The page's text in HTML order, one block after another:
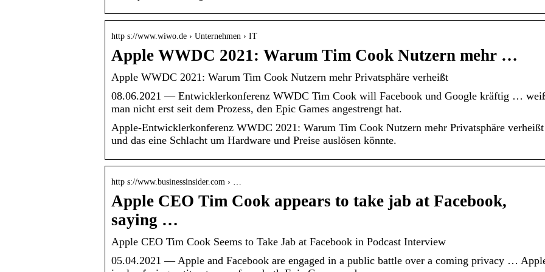
http s://www.wiwo.de › Unternehmen › IT
Apple WWDC 2021: Warum Tim Cook Nutzern mehr …
Apple WWDC 2021: Warum Tim Cook Nutzern mehr Privatsphäre verheißt
08.06.2021 — Entwicklerkonferenz WWDC Tim Cook will Facebook und Google kräftig …
man nicht erst seit dem Prozess, den Epic Games angestrengt hat.
Apple-Entwicklerkonferenz WWDC 2021: Warum Tim Cook Nutzern mehr Privatsphäre
und das eine Schlacht um Hardware und Preise auslösen könnte.
http s://www.businessinsider.com › …
Apple CEO Tim Cook appears to take jab at Facebook,
saying …
Apple CEO Tim Cook Seems to Take Jab at Facebook in Podcast Interview
05.04.2021 — Apple and Facebook are engaged in a public battle over a coming privacy …